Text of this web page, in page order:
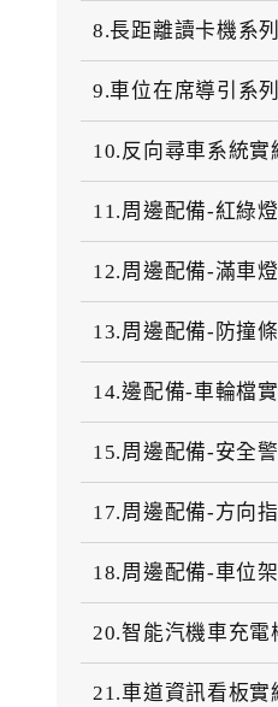
8.長距離讀卡機系
9.車位在席導引系
10.反向尋車系統實
11.周邊配備-紅綠
12.周邊配備-滿車
13.周邊配備-防撞
14.邊配備-車輪檔
15.周邊配備-安全
17.周邊配備-方向
18.周邊配備-車位
20.智能汽機車充電
21.車道資訊看板實